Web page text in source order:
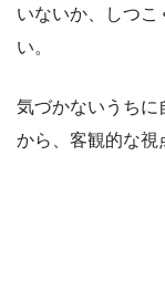
いないか、しつこ
い。
気づかないうちに
から、客観的な視